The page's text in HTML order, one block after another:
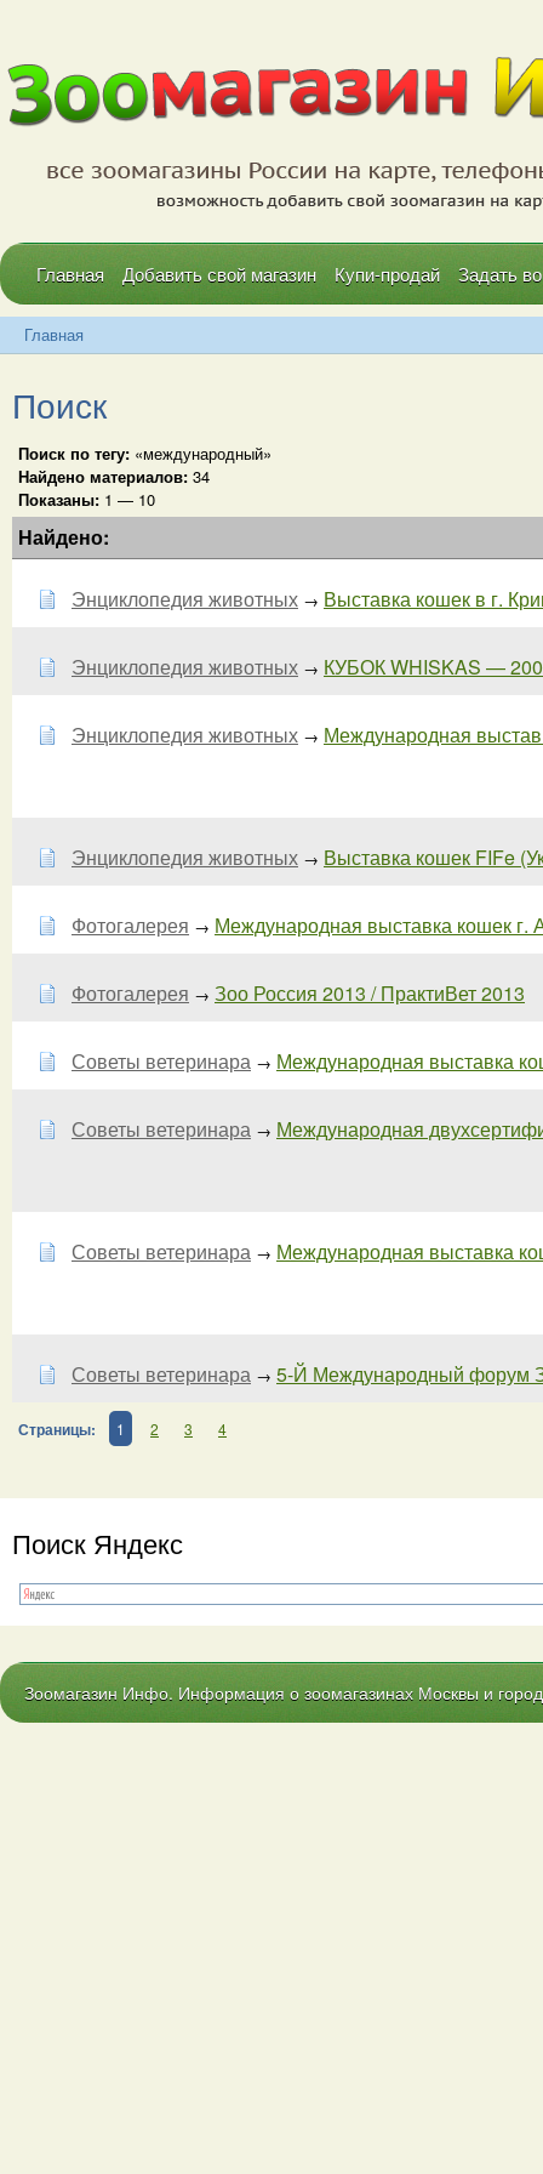
Главная Добавить свой магазин Купи-продай Задать
Главная
Поиск
Поиск по тегу: «международный»
Найдено материалов: 34
Показаны: 1 — 10
Найдено:
Энциклопедия животных → Выставка кошек в г.
Энциклопедия животных → КУБОК WHISKAS —
Энциклопедия животных → Международная
Энциклопедия животных → Выставка кошек FIFe
Фотогалерея → Международная выставка кошек г.
Фотогалерея → Зоо Россия 2013 / ПрактиВет 2013
Советы ветеринара → Международная выставка
Советы ветеринара → Международная
Советы ветеринара → Международная выставка
Советы ветеринара → 5-Й Международный форум
Страницы: 1 2 3 4
Поиск Яндекс
Зоомагазин Инфо. Информация о зоомагазинах Москвы и